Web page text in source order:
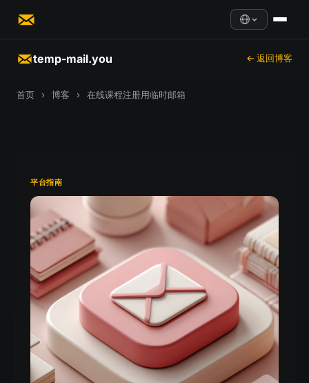
temp-mail.you ← 返回博客
首页 › 博客 › 在线课程注册用临时邮箱
平台指南